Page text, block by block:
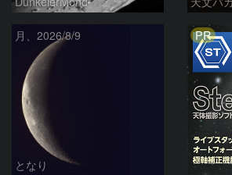
月、2026/8/9
となり
PR